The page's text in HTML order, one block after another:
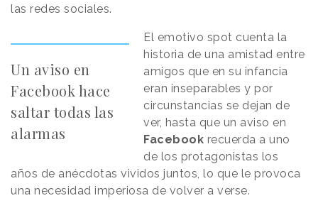
las redes sociales.
Un aviso en
Facebook hace
saltar todas las
alarmas
El emotivo spot cuenta la
historia de una amistad entre
amigos que en su infancia
eran inseparables y por
circunstancias se dejan de
ver, hasta que un aviso en
Facebook recuerda a uno
de los protagonistas los
años de anécdotas vividos juntos, lo que le provoca
una necesidad imperiosa de volver a verse.